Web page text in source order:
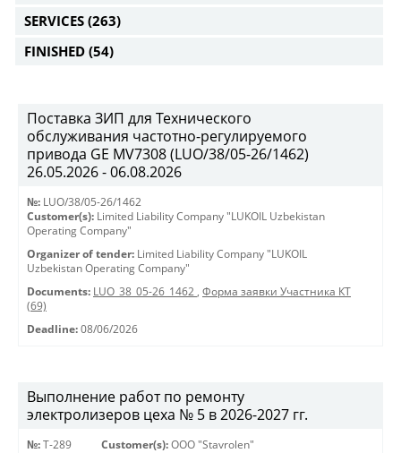
SERVICES (263)
FINISHED (54)
Поставка ЗИП для Технического
обслуживания частотно-регулируемого
привода GE MV7308 (LUO/38/05-26/1462)
26.05.2026 - 06.08.2026
№: LUO/38/05-26/1462
Customer(s): Limited Liability Company "LUKOIL Uzbekistan
Operating Company"
Organizer of tender: Limited Liability Company "LUKOIL
Uzbekistan Operating Company"
Documents: LUO_38_05-26_1462 , Форма заявки Участника КТ
(69)
Deadline: 08/06/2026
Выполнение работ по ремонту
электролизеров цеха № 5 в 2026-2027 гг.
№: Т-289 Customer(s): OOO "Stavrolen"